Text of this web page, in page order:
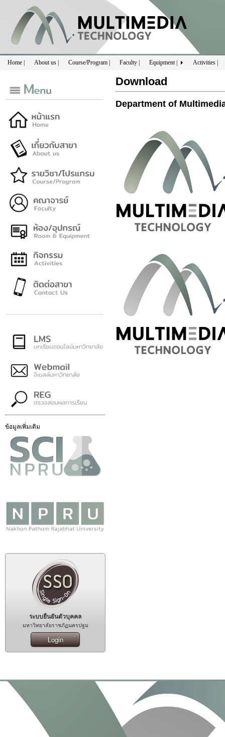
Home | About us | Course/Program | Faculty | Equipment | Activities |
ข้อมูลเพิ่มเติม
ระบบยืนยันตัวบุคคล
มหาวิทยาลัยราชภัฏนครปฐม
Login
Download
Department of